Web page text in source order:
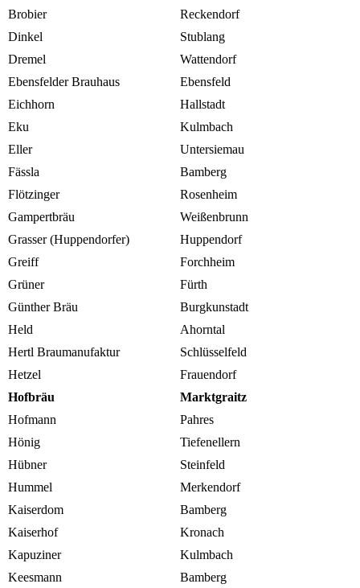
Brobier
Reckendorf
Dinkel
Stublang
Dremel
Wattendorf
Ebensfelder Brauhaus
Ebensfeld
Eichhorn
Hallstadt
Eku
Kulmbach
Eller
Untersiemau
Fässla
Bamberg
Flötzinger
Rosenheim
Gampertbräu
Weißenbrunn
Grasser (Huppendorfer)
Huppendorf
Greiff
Forchheim
Grüner
Fürth
Günther Bräu
Burgkunstadt
Held
Ahorntal
Hertl Braumanufaktur
Schlüsselfeld
Hetzel
Frauendorf
Hofbräu
Marktgraitz
Hofmann
Pahres
Hönig
Tiefenellern
Hübner
Steinfeld
Hummel
Merkendorf
Kaiserdom
Bamberg
Kaiserhof
Kronach
Kapuziner
Kulmbach
Keesmann
Bamberg